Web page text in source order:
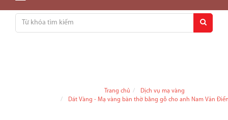
Trang chủ
Dịch vụ mạ vàng
Dát Vàng - Mạ vàng bàn thờ bằng gỗ cho anh Nam Văn